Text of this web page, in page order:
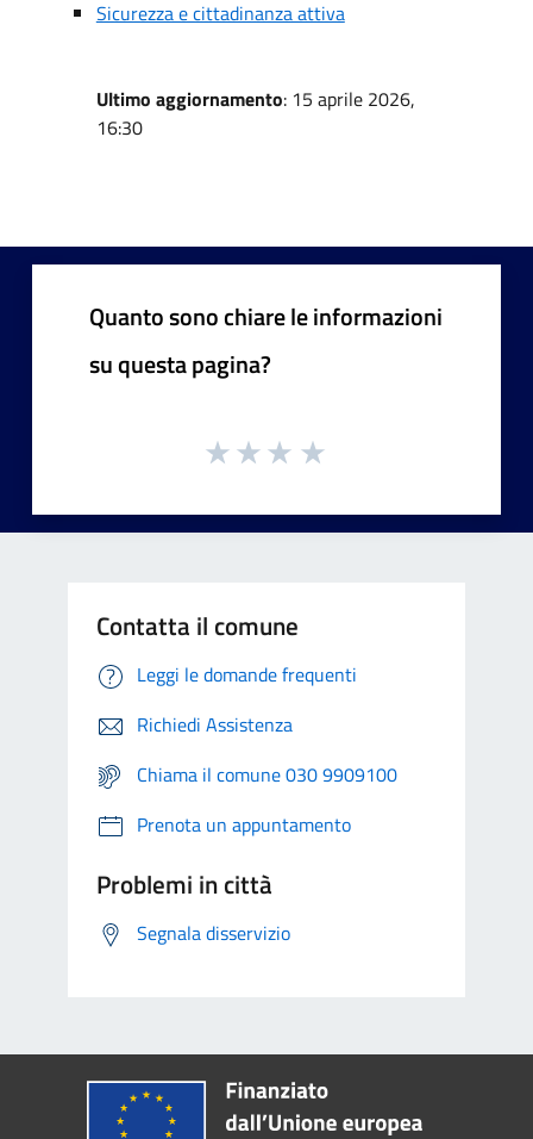
Sicurezza e cittadinanza attiva
Ultimo aggiornamento: 15 aprile 2026,
16:30
Quanto sono chiare le informazioni
su questa pagina?
Contatta il comune
Leggi le domande frequenti
Richiedi Assistenza
Chiama il comune 030 9909100
Prenota un appuntamento
Problemi in città
Segnala disservizio